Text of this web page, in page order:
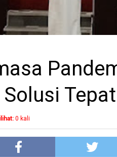
Solusi
0 kali